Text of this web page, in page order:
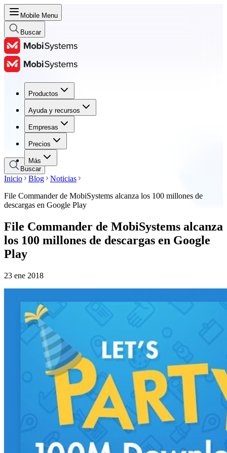
Mobile Menu
Buscar
Productos
Ayuda y recursos
Empresas
Precios
Más
Productos
Ayuda y recursos
Empresas
Precios
Buscar
Inicio Blog
Noticias
File Commander de MobiSystems alcanza los 100 millones de
descargas en Google Play
File Commander de MobiSystems alcanza
los 100 millones de descargas en Google
Play
23 ene 2018